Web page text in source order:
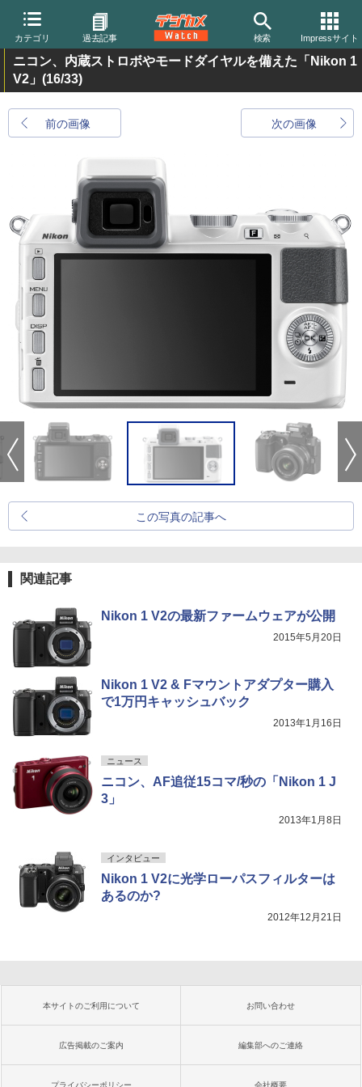
カテゴリ 過去記事 検索 Impressサイト
ニコン、内蔵ストロボやモードダイヤルを備えた「Nikon 1
V2」 (16/33)
前の画像 次の画像
この写真の記事へ
関連記事
Nikon 1 V2の最新ファームウェアが公開
2015年5月20日
Nikon 1 V2 & Fマウントアダプター購入
で1万円キャッシュバック
2013年1月16日
ニュース
ニコン、AF追従15コマ/秒の「Nikon 1 J
3」
2013年1月8日
インタビュー
Nikon 1 V2に光学ローパスフィルターは
あるのか?
2012年12月21日
本サイトのご利用について お問い合わせ
広告掲載のご案内 編集部へのご連絡
プライバシーポリシー 会社概要